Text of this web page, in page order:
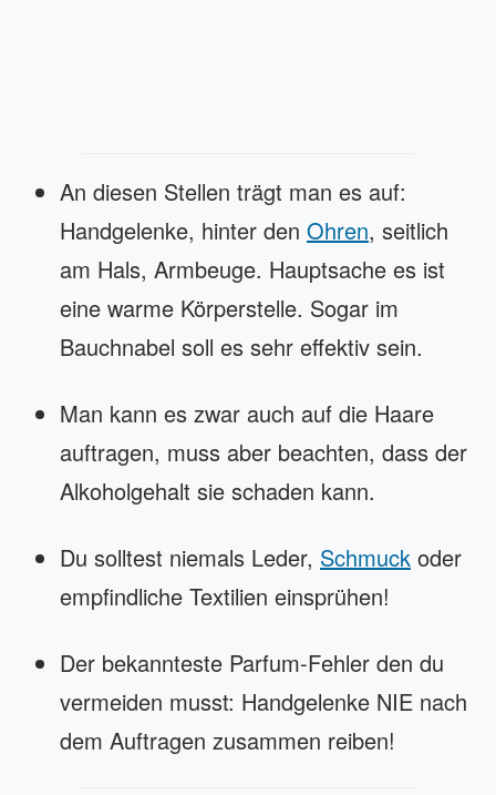
An diesen Stellen trägt man es auf:
Handgelenke, hinter den Ohren, seitlich
am Hals, Armbeuge. Hauptsache es ist
eine warme Körperstelle. Sogar im
Bauchnabel soll es sehr effektiv sein.
Man kann es zwar auch auf die Haare
auftragen, muss aber beachten, dass der
Alkoholgehalt sie schaden kann.
Du solltest niemals Leder, Schmuck oder
empfindliche Textilien einsprühen!
Der bekannteste Parfum-Fehler den du
vermeiden musst: Handgelenke NIE nach
dem Auftragen zusammen reiben!